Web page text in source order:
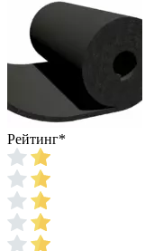
Рейтинг*